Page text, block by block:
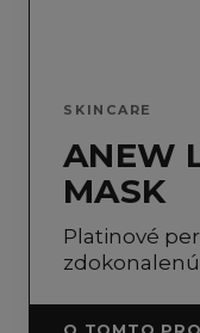
SKINCARE
ANEW
MASK
Platinové
O TOMTO